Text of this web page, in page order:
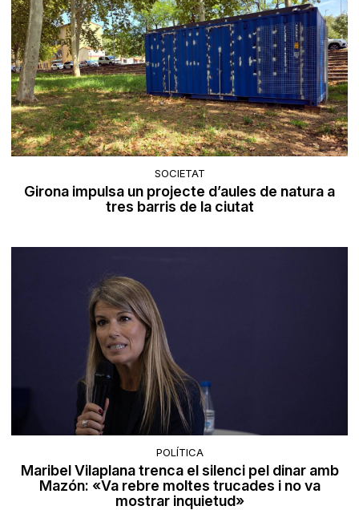
SOCIETAT
Girona impulsa un projecte d’aules de natura a
tres barris de la ciutat
POLÍTICA
Maribel Vilaplana trenca el silenci pel dinar amb
Mazón: «Va rebre moltes trucades i no va
mostrar inquietud»